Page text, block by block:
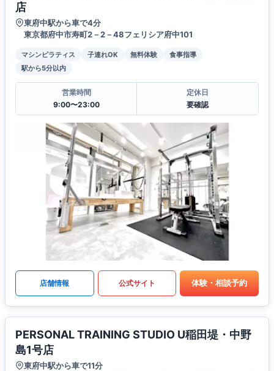
店
東府中駅から車で4分
東京都府中市寿町2－2－48フェリシア府中101
マシンピラティス 子連れOK 無料体験
食事指導
駅から5分以内
営業時間
9:00〜23:00
定休日
要確認
店舗情報 公式サイト 体験・相談予約
PERSONAL TRAINING STUDIO U稲田堤・中野
島1号店
東府中駅から車で11分